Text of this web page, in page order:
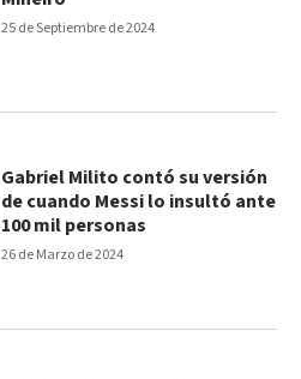
25 de Septiembre de 2024
26 de Marzo de 2024
Gabriel Milito contó su versión
de cuando Messi lo insultó ante
100 mil personas